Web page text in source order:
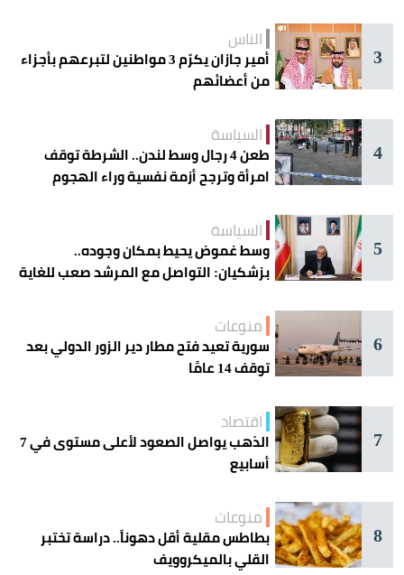
3
الناس
أمير جازان يكرّم 3 مواطنين لتبرعهم بأجزاء
من أعضائهم
4
السياسة
طعن 4 رجال وسط لندن.. الشرطة توقف
امرأة وترجح أزمة نفسية وراء الهجوم
5
السياسة
وسط غموض يحيط بمكان وجوده..
بزشكيان: التواصل مع المرشد صعب للغاية
6
منوعات
سورية تعيد فتح مطار دير الزور الدولي بعد
توقف 14 عامًا
7
اقتصاد
الذهب يواصل الصعود لأعلى مستوى في 7
أسابيع
8
منوعات
بطاطس مقلية أقل دهوناً.. دراسة تختبر
القلي بالميكروويف